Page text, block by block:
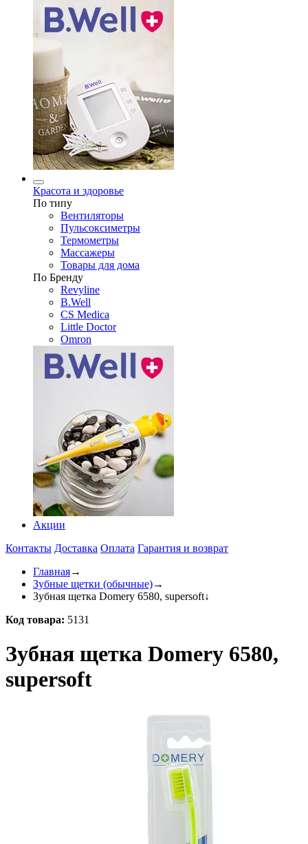
Красота и здоровье
По типу
Вентиляторы
Пульсоксиметры
Термометры
Массажеры
Товары для дома
По Бренду
Revyline
B.Well
CS Medica
Little Doctor
Omron
Акции
Контакты Доставка Оплата Гарантия и возврат
Главная→
Зубные щетки (обычные)→
Зубная щетка Domery 6580, supersoft↓
Код товара: 5131
Зубная щетка Domery 6580,
supersoft